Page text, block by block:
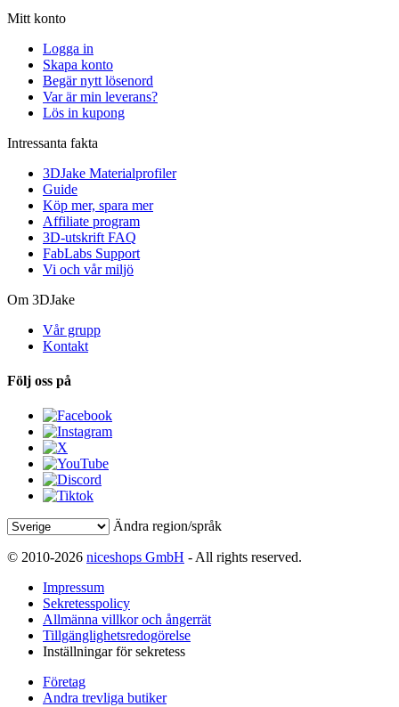
Mitt konto
Logga in
Skapa konto
Begär nytt lösenord
Var är min leverans?
Lös in kupong
Intressanta fakta
3DJake Materialprofiler
Guide
Köp mer, spara mer
Affiliate program
3D-utskrift FAQ
FabLabs Support
Vi och vår miljö
Om 3DJake
Vår grupp
Kontakt
Följ oss på
Ändra region/språk
© 2010-2026 niceshops GmbH - All rights reserved.
Impressum
Sekretesspolicy
Allmänna villkor och ångerrät
Tillgänglighetsredogörelse
Inställningar för sekretess
Företag
Andra trevliga butiker